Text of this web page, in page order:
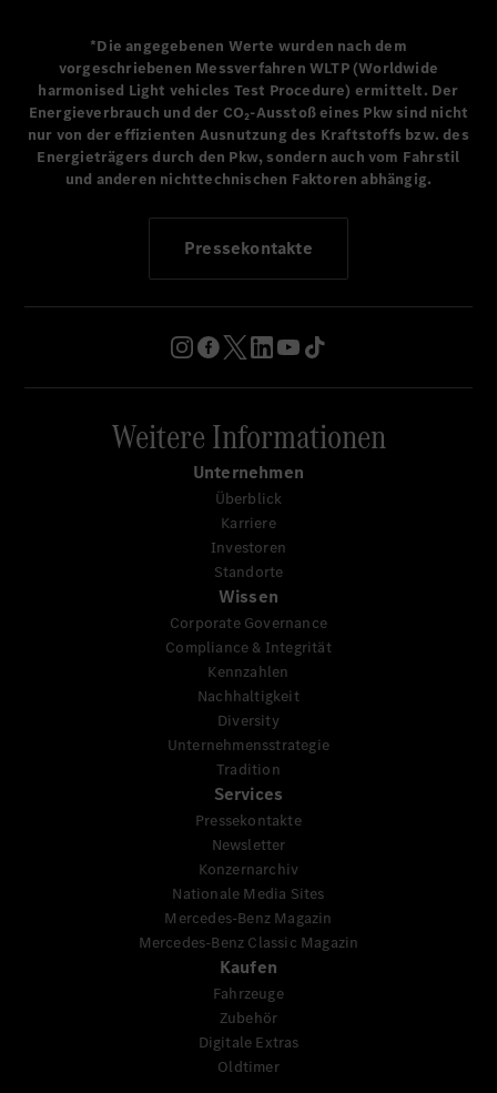
*Die angegebenen Werte wurden nach dem
vorgeschriebenen Messverfahren WLTP (Worldwide
harmonised Light vehicles Test Procedure) ermittelt. Der
Energieverbrauch und der CO₂-Ausstoß eines Pkw sind nicht
nur von der effizienten Ausnutzung des Kraftstoffs bzw. des
Energieträgers durch den Pkw, sondern auch vom Fahrstil
und anderen nichttechnischen Faktoren abhängig.
Pressekontakte
Weitere Informationen
Unternehmen
Überblick
Karriere
Investoren
Standorte
Wissen
Corporate Governance
Compliance & Integrität
Kennzahlen
Nachhaltigkeit
Diversity
Unternehmensstrategie
Tradition
Services
Pressekontakte
Newsletter
Konzernarchiv
Nationale Media Sites
Mercedes-Benz Magazin
Mercedes-Benz Classic Magazin
Kaufen
Fahrzeuge
Zubehör
Digitale Extras
Oldtimer